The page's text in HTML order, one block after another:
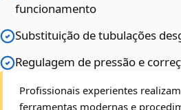
funcionamento
Substituição de tubulações
Regulagem de pressão e
Profissionais experientes
ferramentas modernas e